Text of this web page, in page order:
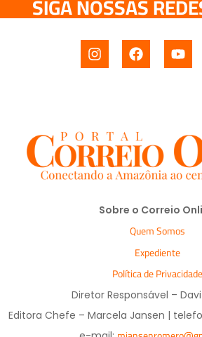
SIGA NOSSAS
Sobre o Correio
Quem Somos
Expediente
Política de Privacidade
Diretor Responsável –
Editora Chefe – Marcela Jansen |